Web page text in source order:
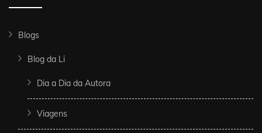
Blogs
Blog da Li
Dia a Dia da Autora
Viagens